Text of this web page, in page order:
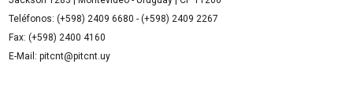
Teléfonos: (+598) 2409 6680 - (+598) 2409 2267
Fax: (+598) 2400 4160
E-Mail: pitcnt@pitcnt.uy